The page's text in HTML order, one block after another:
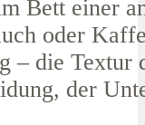
Bett einer
oder
– die Textur
der